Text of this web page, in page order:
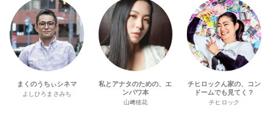
まくのうちぃシネマ
よしひろまさみち
私とアナタのための、エ
ンパワ本
山﨑穂花
チヒロックん家の、コン
ドームでも見てく？
チヒロック